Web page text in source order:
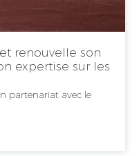
renouvelle son
expertise sur les
partenariat avec le